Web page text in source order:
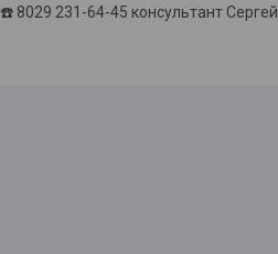
☎️ 8029 231-64-45 консультант Сергей